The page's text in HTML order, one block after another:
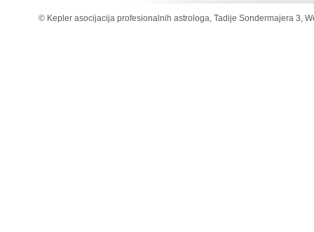
© Kepler asocijacija profesionalnih astrologa, Tadije Sondermajera 3,